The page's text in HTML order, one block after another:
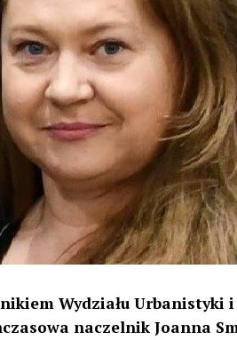
Wydziału Urbanistyki i
naczelnik Joanna